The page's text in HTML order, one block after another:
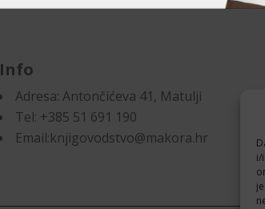
i/
Info
Adresa: Antončićeva 41, Matulji
Tel: +385 51 691 190
Email:knjigovodstvo@makora.hr